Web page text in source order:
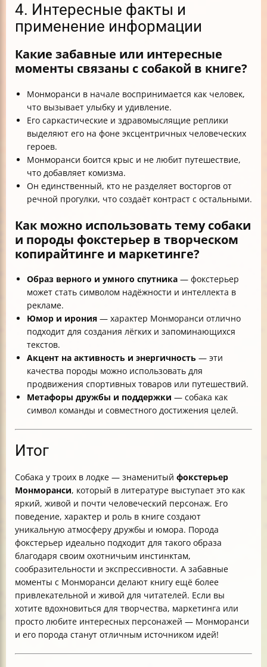
4. Интересные факты и
применение информации
Какие забавные или интересные
моменты связаны с собакой в книге?
Монморанси в начале воспринимается как человек,
что вызывает улыбку и удивление.
Его саркастические и здравомыслящие реплики
выделяют его на фоне эксцентричных человеческих
героев.
Монморанси боится крыс и не любит путешествие,
что добавляет комизма.
Он единственный, кто не разделяет восторгов от
речной прогулки, что создаёт контраст с остальными.
Как можно использовать тему собаки
и породы фокстерьер в творческом
копирайтинге и маркетинге?
Образ верного и умного спутника — фокстерьер
может стать символом надёжности и интеллекта в
рекламе.
Юмор и ирония — характер Монморанси отлично
подходит для создания лёгких и запоминающихся
текстов.
Акцент на активность и энергичность — эти
качества породы можно использовать для
продвижения спортивных товаров или путешествий.
Метафоры дружбы и поддержки — собака как
символ команды и совместного достижения целей.
Итог
Собака у троих в лодке — знаменитый фокстерьер
Монморанси, который в литературе выступает это как
яркий, живой и почти человеческий персонаж. Его
поведение, характер и роль в книге создают
уникальную атмосферу дружбы и юмора. Порода
фокстерьер идеально подходит для такого образа
благодаря своим охотничьим инстинктам,
сообразительности и экспрессивности. А забавные
моменты с Монморанси делают книгу ещё более
привлекательной и живой для читателей. Если вы
хотите вдохновиться для творчества, маркетинга или
просто любите интересных персонажей — Монморанси
и его порода станут отличным источником идей!